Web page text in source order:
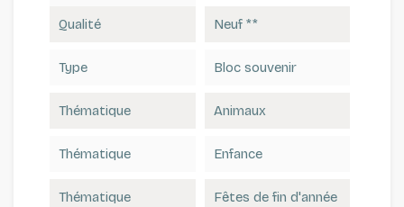
Qualité Neuf **
Type Bloc souvenir
Thématique Animaux
Thématique Enfance
Thématique Fêtes de fin d'année